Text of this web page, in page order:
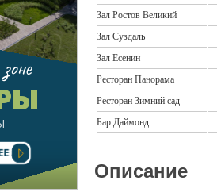
Зал Ростов Великий
Зал Суздаль
Зал Есенин
Ресторан Панорама
Ресторан Зимний сад
Бар Даймонд
Описание